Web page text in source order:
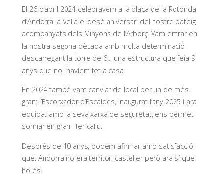
El 26 d’abril 2024 celebràvem a la plaça de la Rotonda
d’Andorra la Vella el desè aniversari del nostre bateig
acompanyats dels Minyons de l’Arborç. Vam entrar en
la nostra segona dècada amb molta determinació
descarregant la torre de 6… una estructura que feia 9
anys que no l’havíem fet a casa.
En 2024 també vam canviar de local per un de més
gran: l’Escorxador d’Escaldes, inaugurat l’any 2025 i ara
equipat amb la seva xarxa de seguretat, ens permet
somiar en gran i fer caliu.
Després de 10 anys, podem afirmar amb satisfacció
que: Andorra no era territori casteller però ara sí que
ho és.